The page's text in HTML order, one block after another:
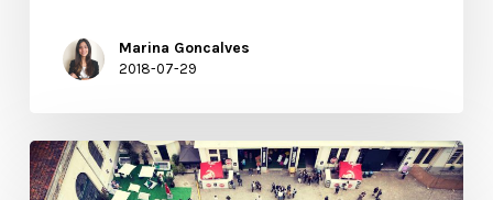
Marina Goncalves
2018-07-29
Lisbon
Investment